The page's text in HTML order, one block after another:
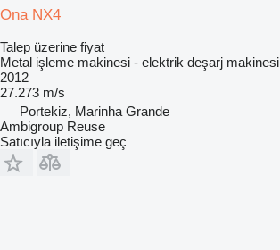
Ona NX4
Talep üzerine fiyat
Metal işleme makinesi - elektrik deşarj makinesi
2012
27.273 m/s
Portekiz, Marinha Grande
Ambigroup Reuse
Satıcıyla iletişime geç